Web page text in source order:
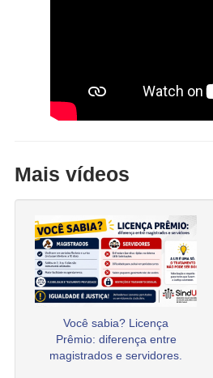
Mais vídeos
Você sabia? Licença
Prêmio: diferença entre
magistrados e servidores.